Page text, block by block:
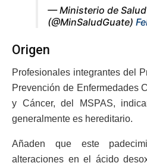
— Ministerio de
(@MinSaludGuate)
Origen
Profesionales integrantes del
Prevención de Enfermedades
y Cáncer, del MSPAS,
generalmente es hereditario.
Añaden que este
alteraciones en el ácido